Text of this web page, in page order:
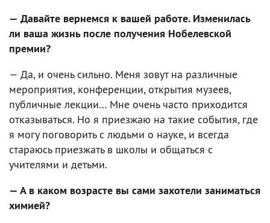
— Давайте вернемся к вашей работе. Изменилась
ли ваша жизнь после получения Нобелевской
премии?
— Да, и очень сильно. Меня зовут на различные
мероприятия, конференции, открытия музеев,
публичные лекции… Мне очень часто приходится
отказываться. Но я приезжаю на такие события, где
я могу поговорить с людьми о науке, и всегда
стараюсь приезжать в школы и общаться с
учителями и детьми.
— А в каком возрасте вы сами захотели заниматься
химией?